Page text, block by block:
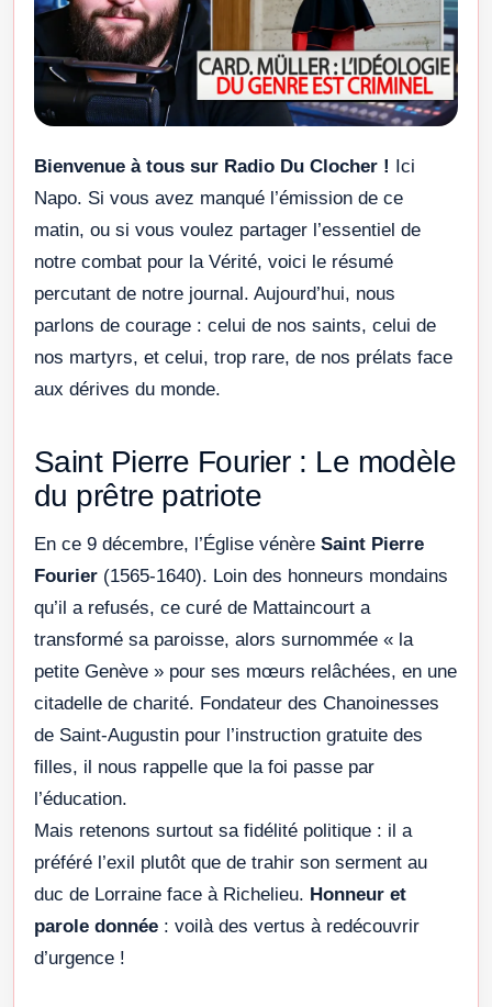
Bienvenue à tous sur Radio Du Clocher ! Ici
Napo. Si vous avez manqué l’émission de ce
matin, ou si vous voulez partager l’essentiel de
notre combat pour la Vérité, voici le résumé
percutant de notre journal. Aujourd’hui, nous
parlons de courage : celui de nos saints, celui de
nos martyrs, et celui, trop rare, de nos prélats face
aux dérives du monde.
Saint Pierre Fourier : Le modèle
du prêtre patriote
En ce 9 décembre, l’Église vénère Saint Pierre
Fourier (1565-1640). Loin des honneurs mondains
qu’il a refusés, ce curé de Mattaincourt a
transformé sa paroisse, alors surnommée « la
petite Genève » pour ses mœurs relâchées, en une
citadelle de charité. Fondateur des Chanoinesses
de Saint-Augustin pour l’instruction gratuite des
filles, il nous rappelle que la foi passe par
l’éducation.
Mais retenons surtout sa fidélité politique : il a
préféré l’exil plutôt que de trahir son serment au
duc de Lorraine face à Richelieu. Honneur et
parole donnée : voilà des vertus à redécouvrir
d’urgence !